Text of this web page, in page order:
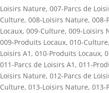
Loisirs Nature, 007-Parcs de
Culture, 008-Loisirs Nature, 008-
Locaux, 009-Culture, 009-Loisirs
009-Produits Locaux, 010-Culture,
Loisirs A1 , 010-Produits Locaux,
011-Parcs de Loisirs A1 , 011-
Loisirs Nature, 012-Parcs de
Culture, 013-Loisirs Nature, 013-